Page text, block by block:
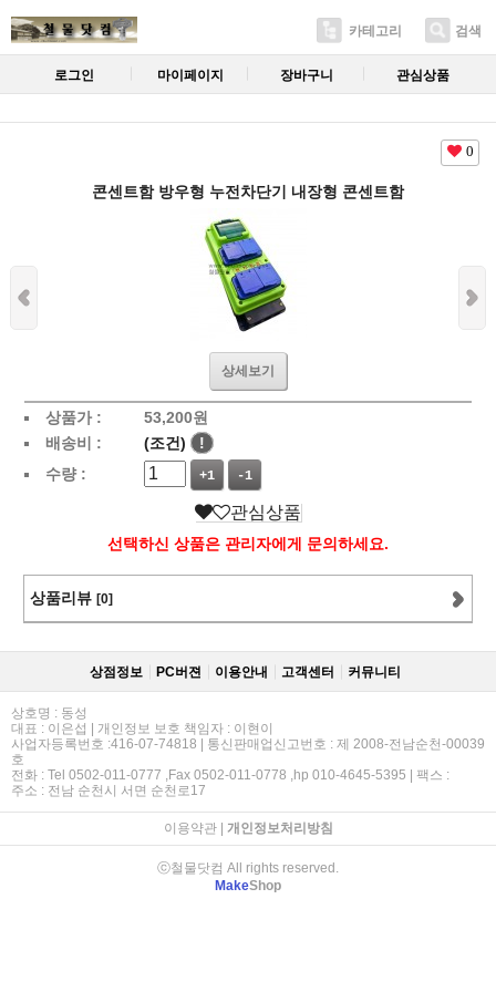
카테고리 검색
로그인 마이페이지 장바구니 관심상품
0
콘센트함 방우형 누전차단기 내장형 콘센트함
상세보기
상품가 : 53,200원
배송비 :
(조건)
!
수량 :
+1 -1
관심상품
선택하신 상품은 관리자에게 문의하세요.
상품리뷰 [0]
상점정보 PC버젼 이용안내 고객센터 커뮤니티
상호명 : 동성
대표 : 이은섭 | 개인정보 보호 책임자 : 이현이
사업자등록번호 :416-07-74818 | 통신판매업신고번호 : 제 2008-전남순천-00039
호
전화 : Tel 0502-011-0777 ,Fax 0502-011-0778 ,hp 010-4645-5395 | 팩스 :
주소 : 전남 순천시 서면 순천로17
이용약관| 개인정보처리방침
ⓒ철물닷컴 All rights reserved.
MakeShop